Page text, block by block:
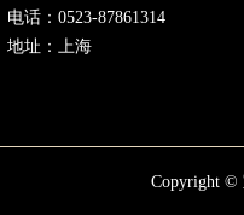
电话：0523-87861314
地址：上海
Copyright ©